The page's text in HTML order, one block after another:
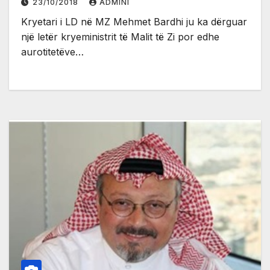
23/10/2018 ADMINI
Kryetari i LD në MZ Mehmet Bardhi ju ka dërguar
një letër kryeministrit të Malit të Zi por edhe
aurotitetëve…